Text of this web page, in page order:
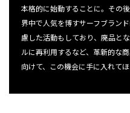
本格的に始動することに。その
界中で人気を博すサーフブラン
慮した活動もしており、廃品と
ルに再利用するなど、革新的な
向けて、この機会に手に入れてほ